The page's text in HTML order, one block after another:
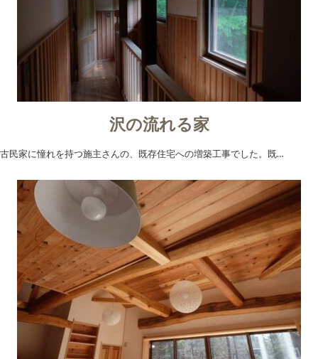
沢の流れる家
古民家に憧れを持つ施主さんの、既存住宅への増築工事でした。既…